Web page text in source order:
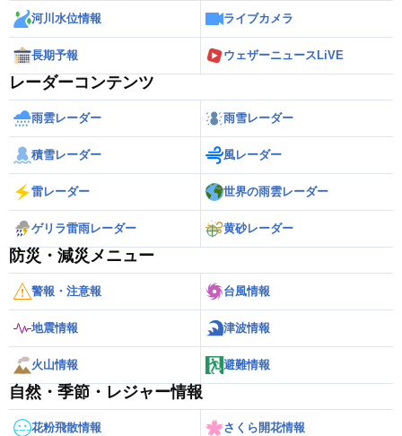
河川水位情報 ライブカメラ
長期予報 ウェザーニュースLiVE
レーダーコンテンツ
雨雲レーダー 雨雪レーダー
積雪レーダー 風レーダー
雷レーダー 世界の雨雲レーダー
ゲリラ雷雨レーダー 黄砂レーダー
防災・減災メニュー
警報・注意報 台風情報
地震情報 津波情報
火山情報 避難情報
自然・季節・レジャー情報
花粉飛散情報 さくら開花情報